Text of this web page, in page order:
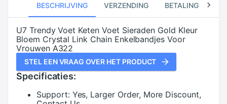
BESCHRIJVING VERZENDING BETALING
U7 Trendy Voet Keten Voet Sieraden Gold Kleur
Bloem Crystal Link Chain Enkelbandjes Voor
Vrouwen A322
STEL EEN VRAAG OVER HET PRODUCT
Specificaties:
Support: Yes, Larger Order, More Discount,